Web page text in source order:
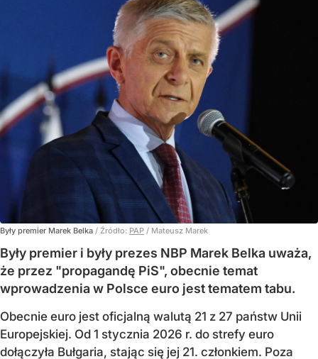
Były premier Marek Belka / Źródło: PAP / Mateusz Marek
Były premier i były prezes NBP Marek Belka uważa,
że przez "propagandę PiS", obecnie temat
wprowadzenia w Polsce euro jest tematem tabu.
Obecnie euro jest oficjalną walutą 21 z 27 państw Unii
Europejskiej. Od 1 stycznia 2026 r. do strefy euro
dołączyła Bułgaria, stając się jej 21. członkiem. Poza